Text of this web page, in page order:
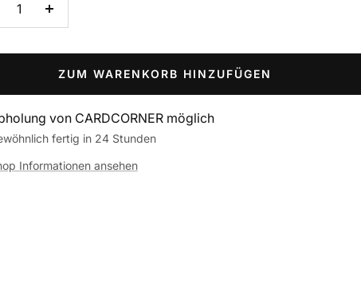
Menge
ZUM WARENKORB HINZUFÜGEN
von CARDCORNER möglich
fertig in 24 Stunden
Informationen ansehen